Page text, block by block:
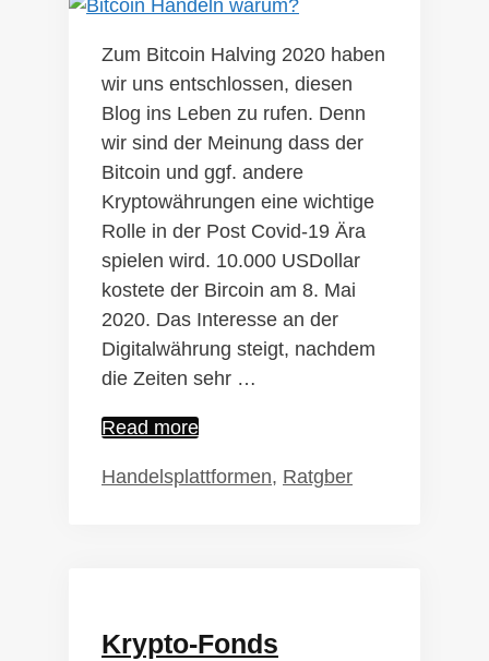
Zum Bitcoin Halving 2020 haben
wir uns entschlossen, diesen
Blog ins Leben zu rufen. Denn
wir sind der Meinung dass der
Bitcoin und ggf. andere
Kryptowährungen eine wichtige
Rolle in der Post Covid-19 Ära
spielen wird. 10.000 USDollar
kostete der Bircoin am 8. Mai
2020. Das Interesse an der
Digitalwährung steigt, nachdem
die Zeiten sehr …
Read moreDer
Bitcoin
Kategorien
Handelsplattformen, Ratgber
Krypto-Fonds